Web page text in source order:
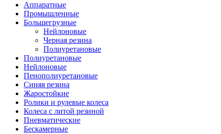
Аппаратные
Промышленные
Большегрузные
Нейлоновые
Черная резина
Полиуретановые
Полиуретановые
Нейлоновые
Пенополиуретановые
Синяя резина
Жаростойкие
Ролики и рулевые колеса
Колеса с литой резиной
Пневматические
Бескамерные